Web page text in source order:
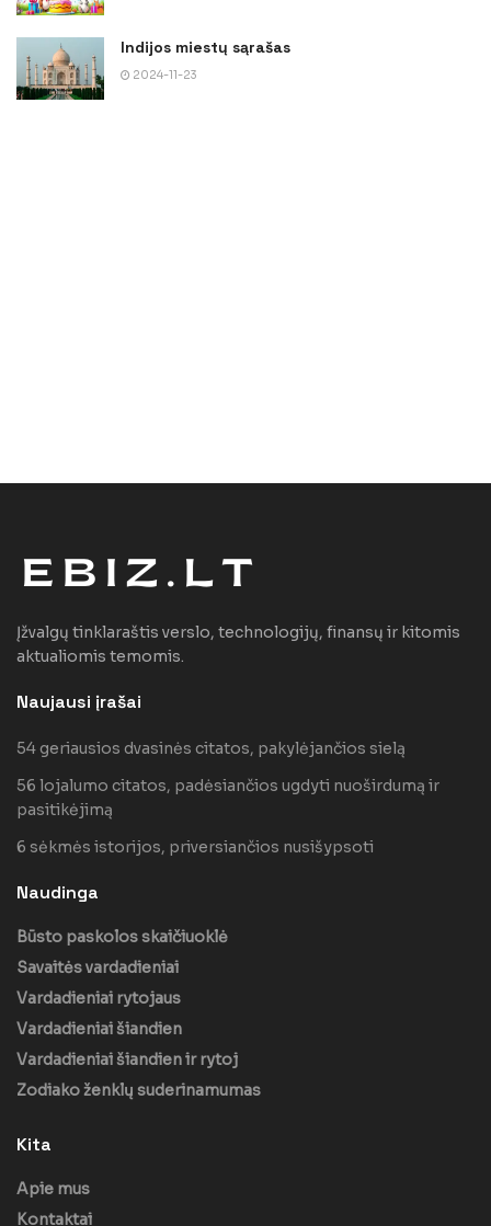
Indijos miestų sąrašas
2024-11-23
Įžvalgų tinklaraštis verslo, technologijų, finansų ir kitomis
aktualiomis temomis.
Naujausi įrašai
54 geriausios dvasinės citatos, pakylėjančios sielą
56 lojalumo citatos, padėsiančios ugdyti nuoširdumą ir
pasitikėjimą
6 sėkmės istorijos, priversiančios nusišypsoti
Naudinga
Būsto paskolos skaičiuoklė
Savaitės vardadieniai
Vardadieniai rytojaus
Vardadieniai šiandien
Vardadieniai šiandien ir rytoj
Zodiako ženklų suderinamumas
Kita
Apie mus
Kontaktai